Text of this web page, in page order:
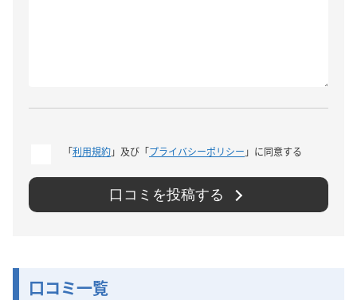
「利用規約」及び「プライバシーポリシー 」に同意する
口コミを投稿する
口コミ一覧